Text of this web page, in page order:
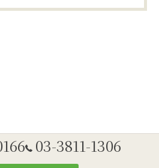
03-3811-1306